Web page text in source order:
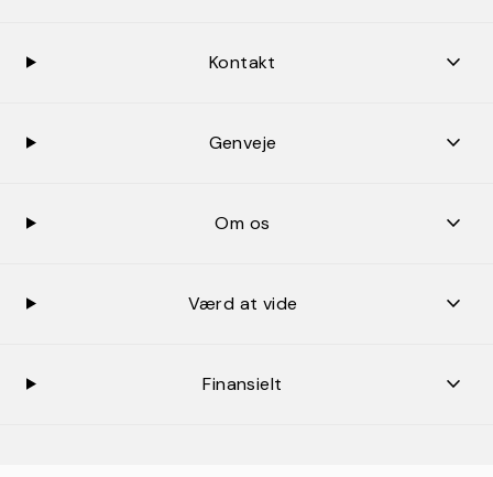
Kontakt
Genveje
Om os
Værd at vide
Finansielt